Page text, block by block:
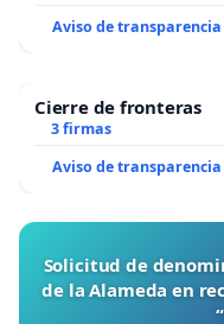
Aviso de transparencia
Cierre de fronteras
3 firmas
Aviso de transparencia
Solicitud de
de la Alameda en